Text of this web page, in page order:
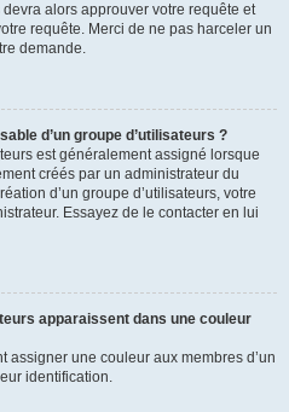
alors approuver votre requête et
requête. Merci de ne pas harceler un
demande.
d’un groupe d’utilisateurs ?
est généralement assigné lorsque
créés par un administrateur du
d’un groupe d’utilisateurs, votre
Essayez de le contacter en lui
apparaissent dans une couleur
assigner une couleur aux membres d’un
identification.